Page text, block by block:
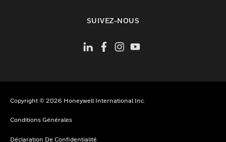
SUIVEZ-NOUS
Copyright © 2026 Honeywell International Inc.
Conditions Générales
Déclaration De Confidentialité